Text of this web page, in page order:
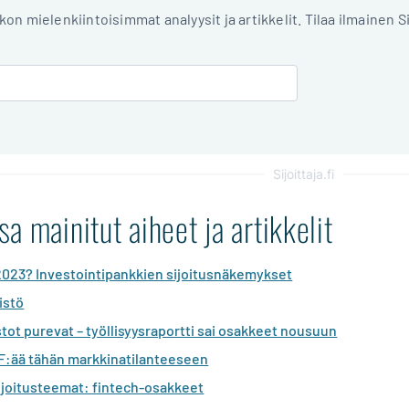
mielenkiintoisimmat analyysit ja artikkelit. Tilaa ilmainen
Sijoittaja.fi
mainitut aiheet ja artikkelit
Investointipankkien sijoitusnäkemykset
purevat – työllisyysraportti sai osakkeet nousuun
tähän markkinatilanteeseen
fintech-osakkeet